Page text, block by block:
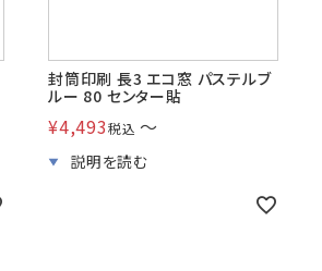
封筒印刷 長3 エコ窓 パステルブ
ルー 80 センター貼
¥4,493税込 〜